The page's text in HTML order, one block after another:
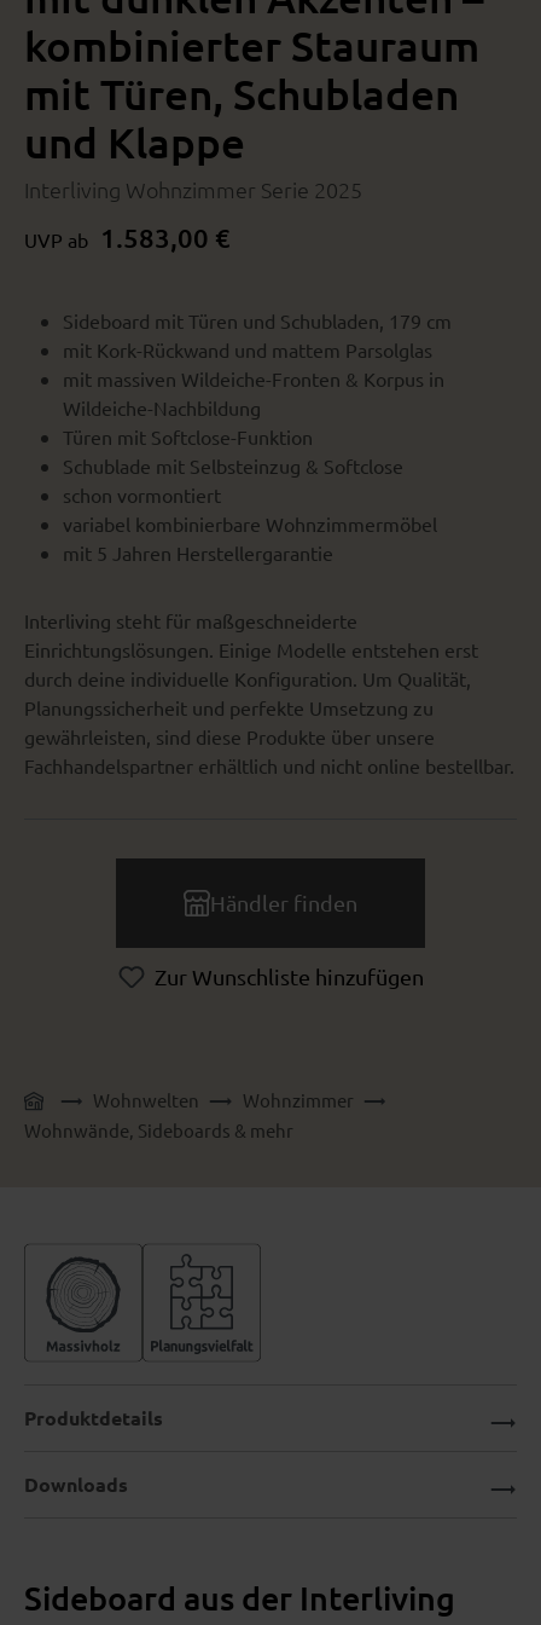
kombinierter Stauraum
mit Türen, Schubladen
und Klappe
Interliving Wohnzimmer Serie 2025
UVP ab 1.583,00 €
Sideboard mit Türen und Schubladen, 179 cm
mit Kork-Rückwand und mattem Parsolglas
mit massiven Wildeiche-Fronten & Korpus in
Wildeiche-Nachbildung
Türen mit Softclose-Funktion
Schublade mit Selbsteinzug & Softclose
schon vormontiert
variabel kombinierbare Wohnzimmermöbel
mit 5 Jahren Herstellergarantie
Interliving steht für maßgeschneiderte
Einrichtungslösungen. Einige Modelle entstehen erst
durch deine individuelle Konfiguration. Um Qualität,
Planungssicherheit und perfekte Umsetzung zu
gewährleisten, sind diese Produkte über unsere
Fachhandelspartner erhältlich und nicht online bestellbar.
Händler finden
Zur Wunschliste hinzufügen
Wohnwelten
Wohnzimmer
Wohnwände, Sideboards & mehr
Sideboard aus der Interliving
Produktdetails
Downloads